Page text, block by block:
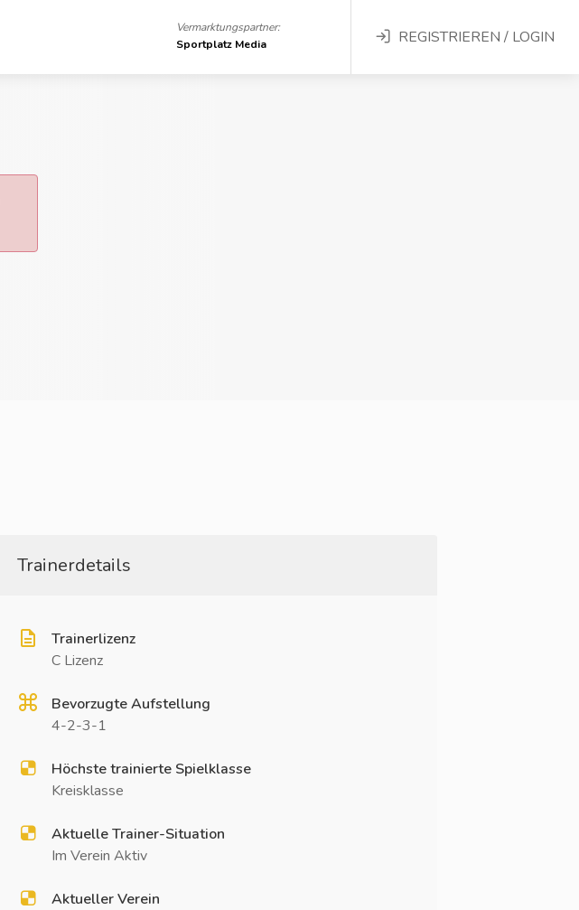
Vermarktungspartner:
Sportplatz Media
REGISTRIEREN / LOGIN
Trainerdetails
Trainerlizenz
C Lizenz
Bevorzugte Aufstellung
4-2-3-1
Höchste trainierte Spielklasse
Kreisklasse
Aktuelle Trainer-Situation
Im Verein Aktiv
Aktueller Verein